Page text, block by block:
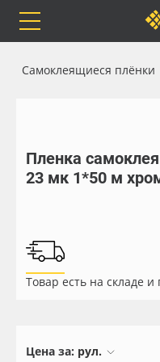
Каталог
Бренды
Доставка
Весь каталог
Самоклеящиеся плёнки
Листовые материалы
Самоклеящиеся плёнки
Пленка
23 мк 1*50 м
Товар есть на складе и
Цена за: рул.